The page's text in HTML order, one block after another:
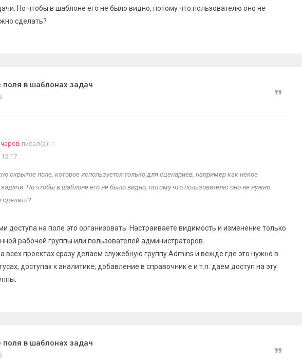
Но чтобы в шаблоне его не было видно, потому что пользователю оно не
сделать?
в шаблонах задач
Цитата
писал(а): ↑
скрытое поле, которое используется только для сценариев, например как некое
задачи. Но чтобы в шаблоне его не было видно, потому что пользователю оно не нужно.
доступа на поле это организовать. Настраиваете видимость и изменение только
рабочей группы или пользователей администраторов.
всех проектах сразу делаем служебную группу Admins и вежде где это нужно в
доступах к аналитике, добавление в справочник е и т.п. даем доступ на эту
в шаблонах задач
Цитата